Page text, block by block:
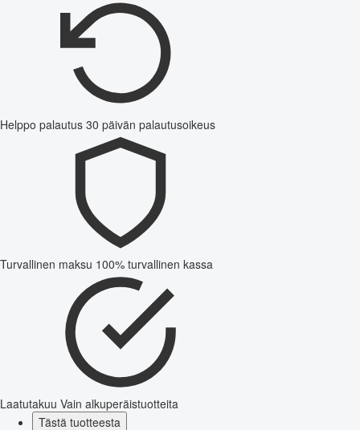
Helppo palautus 30 päivän palautusoikeus
Turvallinen maksu 100% turvallinen kassa
Laatutakuu Vain alkuperäistuotteita
Tästä tuotteesta